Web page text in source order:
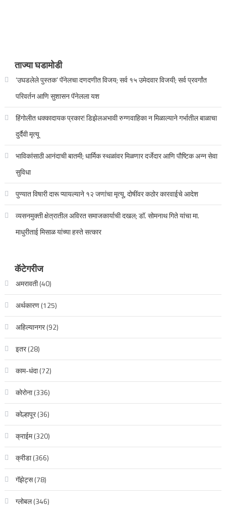
ताज्या घडामोडी
‘उघडलेले पुस्तक’ पॅनेलचा दणदणीत विजय; सर्व १५ उमेदवार विजयी; सर्व प्रवर्गांत
परिवर्तन आणि सुशासन पॅनेलला यश
हिंगोलीत धक्कादायक प्रकार! डिझेलअभावी रुग्णवाहिका न मिळाल्याने गर्भातील बाळाचा
दुर्दैवी मृत्यू
भाविकांसाठी आनंदाची बातमी; धार्मिक स्थळांवर मिळणार दर्जेदार आणि पौष्टिक अन्न सेवा
सुविधा
पुण्यात विषारी दारू प्यायल्याने १२ जणांचा मृत्यू, दोषींवर कठोर कारवाईचे आदेश
व्यसनमुक्ती क्षेत्रातील अविरत समाजकार्याची दखल; डॉ. सोमनाथ गिते यांचा मा.
माधुरीताई मिसाळ यांच्या हस्ते सत्कार
कॅटेगरीज
अमरावती(40)
अर्थकारण(125)
अहिल्यानगर(92)
इतर(28)
काम-धंदा(72)
कोरोना(336)
कोल्हापूर(36)
क्राईम(320)
क्रीडा(366)
गॅझेट्स(78)
ग्लोबल(346)